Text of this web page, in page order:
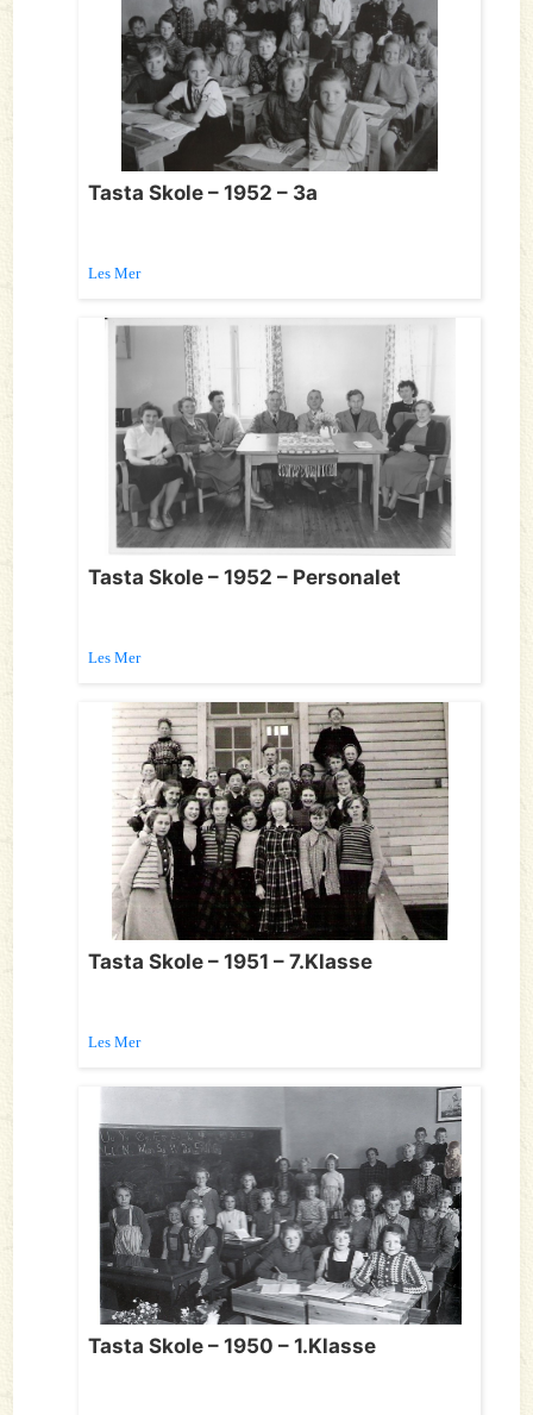
Tasta Skole – 1952 – 3a
Les Mer
Tasta Skole – 1952 – Personalet
Les Mer
Tasta Skole – 1951 – 7.Klasse
Les Mer
Tasta Skole – 1950 – 1.Klasse